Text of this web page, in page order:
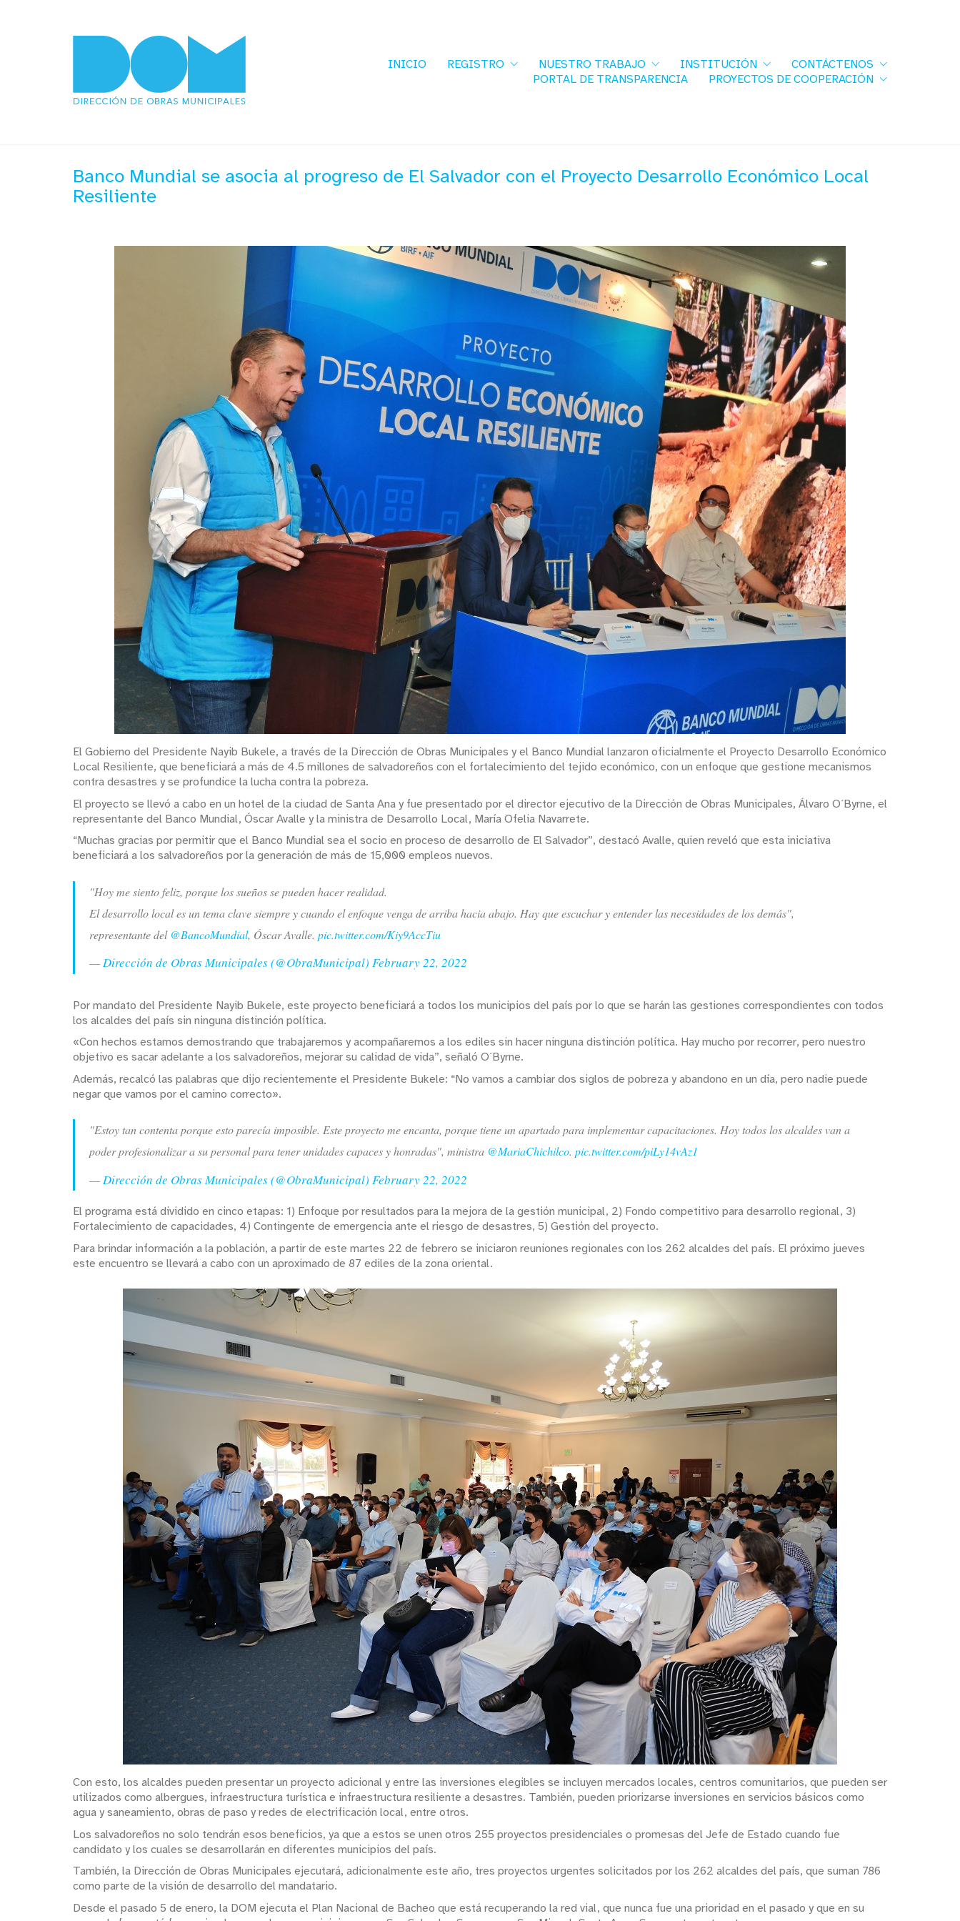
INICIO REGISTRO NUESTRO TRABAJO INSTITUCIÓN
CONTÁCTENOS
PORTAL DE TRANSPARENCIA
PROYECTOS DE COOPERACIÓN
Banco Mundial se asocia al progreso de El Salvador con el Proyecto Desarrollo Económico Local
Resiliente
El Gobierno del Presidente Nayib Bukele, a través de la Dirección de Obras Municipales y el Banco Mundial lanzaron oficialmente el Proyecto Desarrollo Económico
Local Resiliente, que beneficiará a más de 4.5 millones de salvadoreños con el fortalecimiento del tejido económico, con un enfoque que gestione mecanismos
contra desastres y se profundice la lucha contra la pobreza.
El proyecto se llevó a cabo en un hotel de la ciudad de Santa Ana y fue presentado por el director ejecutivo de la Dirección de Obras Municipales, Álvaro O´Byrne, el
representante del Banco Mundial, Óscar Avalle y la ministra de Desarrollo Local, María Ofelia Navarrete.
“Muchas gracias por permitir que el Banco Mundial sea el socio en proceso de desarrollo de El Salvador”, destacó Avalle, quien reveló que esta iniciativa
beneficiará a los salvadoreños por la generación de más de 15,000 empleos nuevos.
"Hoy me siento feliz, porque los sueños se pueden hacer realidad.
El desarrollo local es un tema clave siempre y cuando el enfoque venga de arriba hacia abajo. Hay que escuchar y entender las necesidades de los demás",
representante del @BancoMundial, Óscar Avalle. pic.twitter.com/Kiy9AccTiu
— Dirección de Obras Municipales (@ObraMunicipal) February 22, 2022
Por mandato del Presidente Nayib Bukele, este proyecto beneficiará a todos los municipios del país por lo que se harán las gestiones correspondientes con todos
los alcaldes del país sin ninguna distinción política.
«Con hechos estamos demostrando que trabajaremos y acompañaremos a los ediles sin hacer ninguna distinción política. Hay mucho por recorrer, pero nuestro
objetivo es sacar adelante a los salvadoreños, mejorar su calidad de vida”, señaló O´Byrne.
Además, recalcó las palabras que dijo recientemente el Presidente Bukele: “No vamos a cambiar dos siglos de pobreza y abandono en un día, pero nadie puede
negar que vamos por el camino correcto».
"Estoy tan contenta porque esto parecía imposible. Este proyecto me encanta, porque tiene un apartado para implementar capacitaciones. Hoy todos los alcaldes van a
poder profesionalizar a su personal para tener unidades capaces y honradas", ministra @MariaChichilco. pic.twitter.com/piLy14vAz1
— Dirección de Obras Municipales (@ObraMunicipal) February 22, 2022
El programa está dividido en cinco etapas: 1) Enfoque por resultados para la mejora de la gestión municipal, 2) Fondo competitivo para desarrollo regional, 3)
Fortalecimiento de capacidades, 4) Contingente de emergencia ante el riesgo de desastres, 5) Gestión del proyecto.
Para brindar información a la población, a partir de este martes 22 de febrero se iniciaron reuniones regionales con los 262 alcaldes del país. El próximo jueves
este encuentro se llevará a cabo con un aproximado de 87 ediles de la zona oriental.
Con esto, los alcaldes pueden presentar un proyecto adicional y entre las inversiones elegibles se incluyen mercados locales, centros comunitarios, que pueden ser
utilizados como albergues, infraestructura turística e infraestructura resiliente a desastres. También, pueden priorizarse inversiones en servicios básicos como
agua y saneamiento, obras de paso y redes de electrificación local, entre otros.
Los salvadoreños no solo tendrán esos beneficios, ya que a estos se unen otros 255 proyectos presidenciales o promesas del Jefe de Estado cuando fue
candidato y los cuales se desarrollarán en diferentes municipios del país.
También, la Dirección de Obras Municipales ejecutará, adicionalmente este año, tres proyectos urgentes solicitados por los 262 alcaldes del país, que suman 786
como parte de la visión de desarrollo del mandatario.
Desde el pasado 5 de enero, la DOM ejecuta el Plan Nacional de Bacheo que está recuperando la red vial, que nunca fue una prioridad en el pasado y que en su